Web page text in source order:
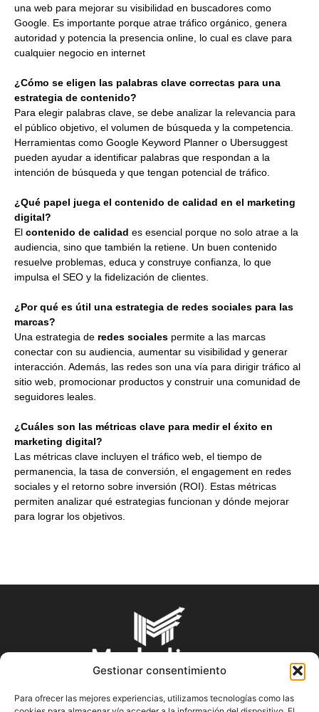
Gestionar consentimiento
Para ofrecer las mejores experiencias, utilizamos tecnologías como las
una web para mejorar su visibilidad en buscadores como
Google. Es importante porque atrae tráfico orgánico, genera
autoridad y potencia la presencia online, lo cual es clave para
cualquier negocio en internet
¿Cómo se eligen las palabras clave correctas para una
estrategia de contenido?
Para elegir palabras clave, se debe analizar la relevancia para
el público objetivo, el volumen de búsqueda y la competencia.
Herramientas como Google Keyword Planner o Ubersuggest
pueden ayudar a identificar palabras que respondan a la
intención de búsqueda y que tengan potencial de tráfico.
¿Qué papel juega el contenido de calidad en el marketing
digital?
El contenido de calidad es esencial porque no solo atrae a la
audiencia, sino que también la retiene. Un buen contenido
resuelve problemas, educa y construye confianza, lo que
impulsa el SEO y la fidelización de clientes.
¿Por qué es útil una estrategia de redes sociales para las
marcas?
Una estrategia de redes sociales permite a las marcas
conectar con su audiencia, aumentar su visibilidad y generar
interacción. Además, las redes son una vía para dirigir tráfico al
sitio web, promocionar productos y construir una comunidad de
seguidores leales.
¿Cuáles son las métricas clave para medir el éxito en
marketing digital?
Las métricas clave incluyen el tráfico web, el tiempo de
permanencia, la tasa de conversión, el engagement en redes
sociales y el retorno sobre inversión (ROI). Estas métricas
permiten analizar qué estrategias funcionan y dónde mejorar
para lograr los objetivos.